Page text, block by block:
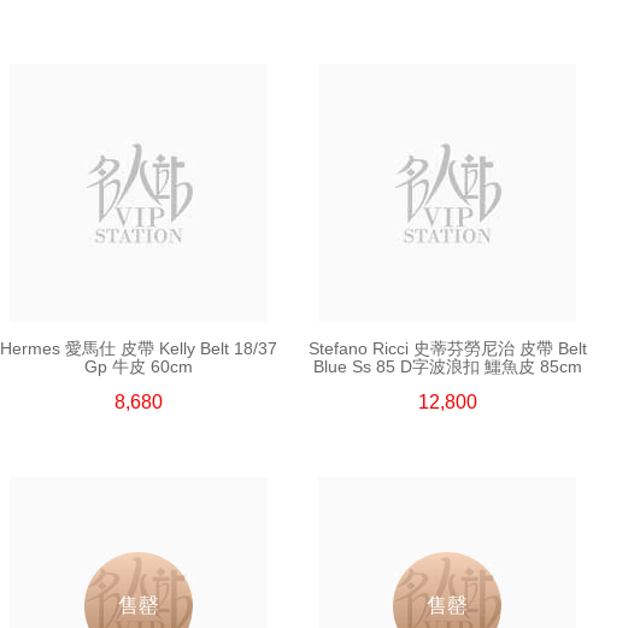
Hermes 愛馬仕 皮帶 Kelly Belt 18/37
Gp 牛皮 60cm
8,680
Stefano Ricci 史蒂芬勞尼治 皮帶 Belt
Blue Ss 85 D字波浪扣 鱷魚皮 85cm
12,800
售罄 售罄